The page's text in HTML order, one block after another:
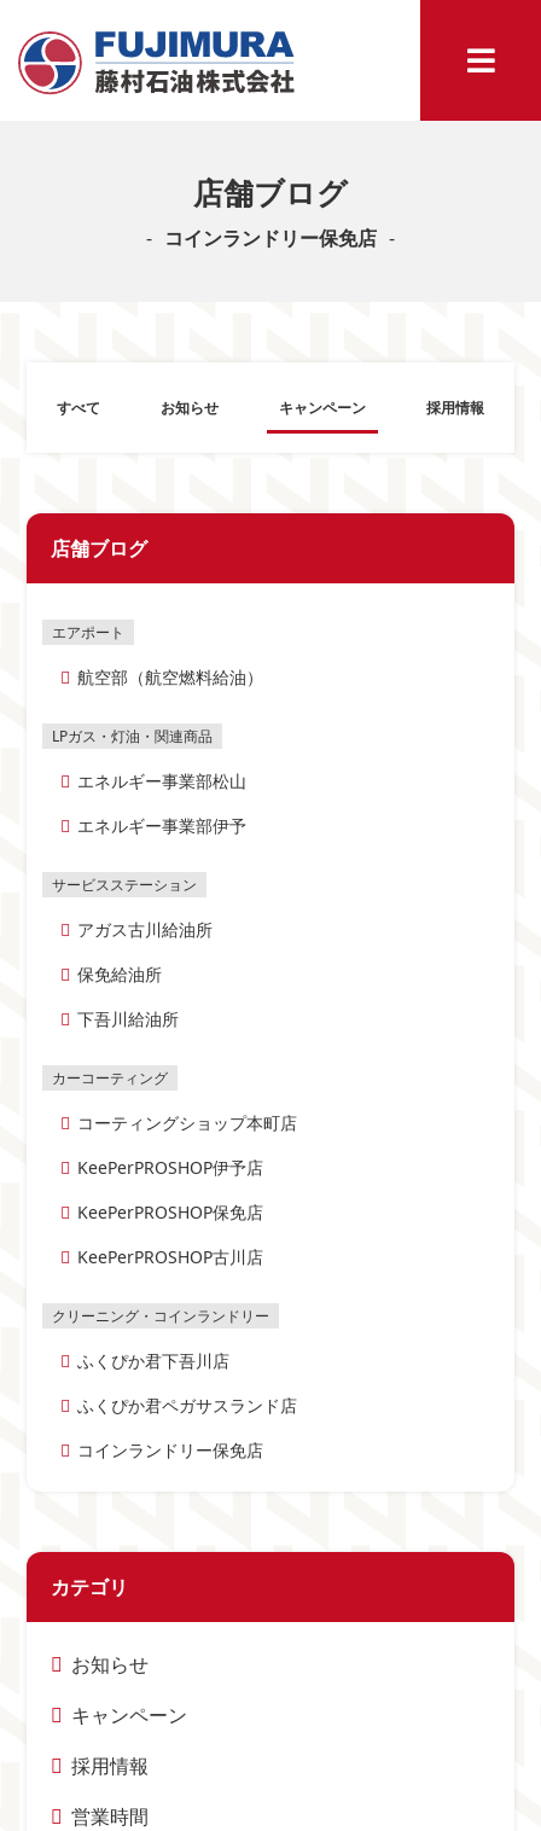
店舗ブログ
コインランドリー保免店
店舗ブログ
航空部（航空燃料給油）
エネルギー事業部松山
エネルギー事業部伊予
アガス古川給油所
保免給油所
下吾川給油所
コーティングショップ本町店
KeePerPROSHOP伊予店
KeePerPROSHOP保免店
KeePerPROSHOP古川店
ふくぴか君下吾川店
ふくぴか君ペガサスランド店
コインランドリー保免店
カテゴリ
お知らせ
キャンペーン
採用情報
営業時間
すべて お知らせ キャンペーン 採用情報